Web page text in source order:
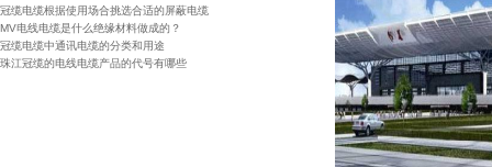
冠缆电缆根据使用场合挑选合适的屏蔽电缆
MV电线电缆是什么绝缘材料做成的？
冠缆电缆中通讯电缆的分类和用途
珠江冠缆的电线电缆产品的代号有哪些